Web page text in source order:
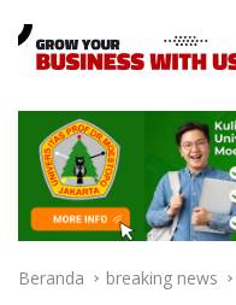
Beranda breaking news